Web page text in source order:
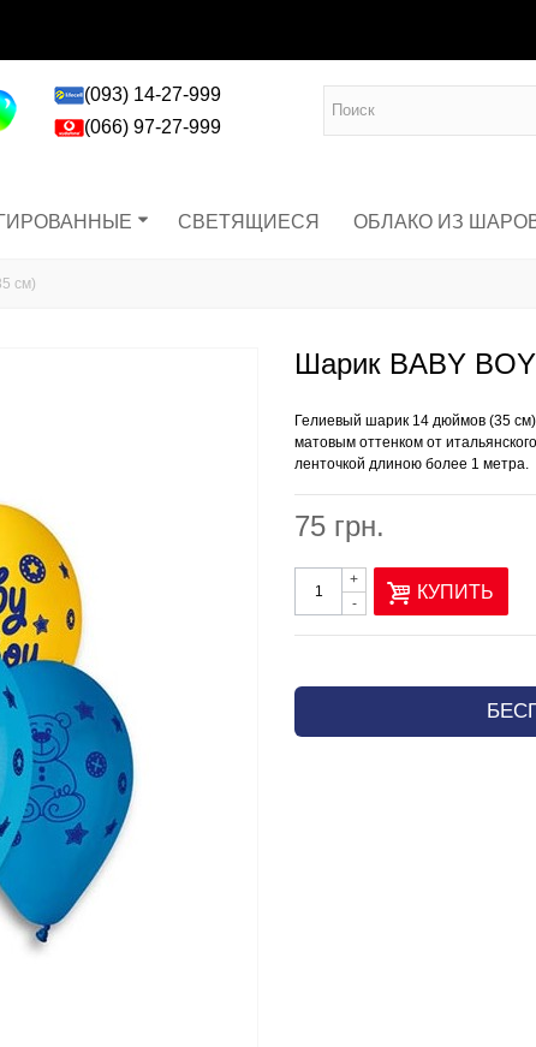
(093) 14-27-999
(066) 97-27-999
СВЕТЯЩИЕСЯ ОБЛАКО ИЗ
см)
Шарик BABY
Гелиевый шарик 14 дюймов (35
матовым оттенком от
ленточкой длиною более 1 метра.
75 грн.
-
+
КУПИТЬ